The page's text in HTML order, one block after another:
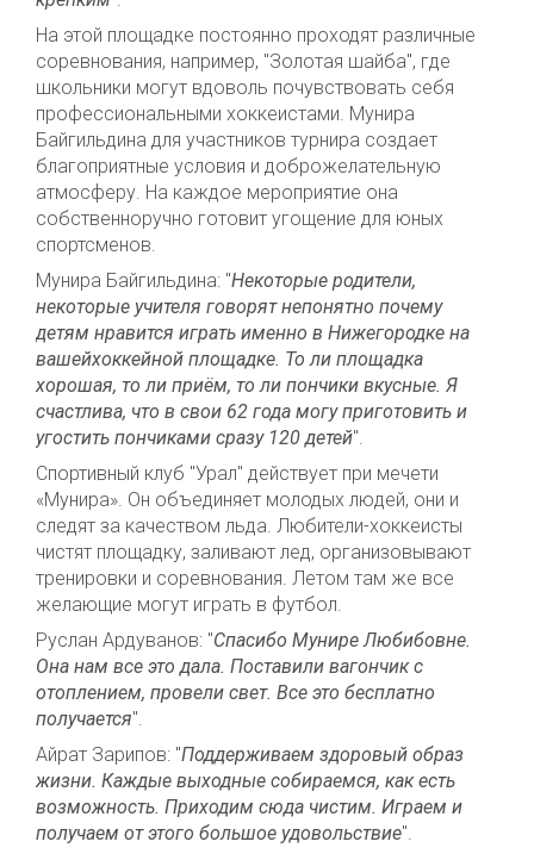
На этой площадке постоянно проходят различные
соревнования, например, "Золотая шайба", где
школьники могут вдоволь почувствовать себя
профессиональными хоккеистами. Мунира
Байгильдина для участников турнира создает
благоприятные условия и доброжелательную
атмосферу. На каждое мероприятие она
собственноручно готовит угощение для юных
спортсменов.
Мунира Байгильдина: "Некоторые родители,
некоторые учителя говорят непонятно почему
детям нравится играть именно в Нижегородке на
вашейхоккейной площадке. То ли площадка
хорошая, то ли приём, то ли пончики вкусные. Я
счастлива, что в свои 62 года могу приготовить и
угостить пончиками сразу 120 детей".
Спортивный клуб "Урал" действует при мечети
«Мунира». Он объединяет молодых людей, они и
следят за качеством льда. Любители-хоккеисты
чистят площадку, заливают лед, организовывают
тренировки и соревнования. Летом там же все
желающие могут играть в футбол.
Руслан Ардуванов: "Спасибо Мунире Любибовне.
Она нам все это дала. Поставили вагончик с
отоплением, провели свет. Все это бесплатно
получается".
Айрат Зарипов: "Поддерживаем здоровый образ
жизни. Каждые выходные собираемся, как есть
возможность. Приходим сюда чистим. Играем и
получаем от этого большое удовольствие".